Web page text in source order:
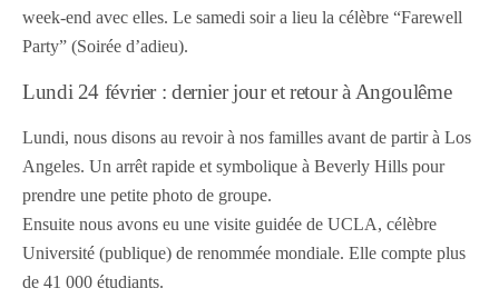
week-end avec elles. Le samedi soir a lieu la célèbre “Farewell
Party” (Soirée d’adieu).
Lundi 24 février : dernier jour et retour à Angoulême
Lundi, nous disons au revoir à nos familles avant de partir à Los
Angeles. Un arrêt rapide et symbolique à Beverly Hills pour
prendre une petite photo de groupe.
Ensuite nous avons eu une visite guidée de UCLA, célèbre
Université (publique) de renommée mondiale. Elle compte plus
de 41 000 étudiants.